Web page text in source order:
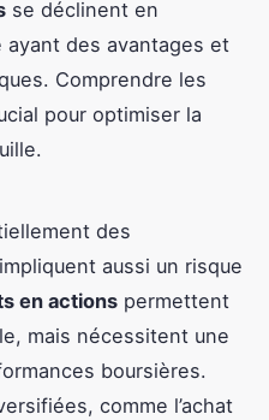
se déclinent en
ayant des avantages et
Comprendre les
pour optimiser la
des
aussi un risque
en actions permettent
mais nécessitent une
boursières.
comme l’achat